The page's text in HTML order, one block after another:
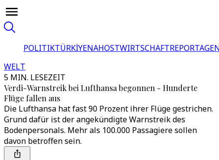
POLITIKTÜRKİYENAHOSTWIRTSCHAFT
WELT
5 MIN. LESEZEIT
Verdi-Warnstreik bei Lufthansa begonnen - Hunderte
Flüge fallen aus
Die Lufthansa hat fast 90 Prozent ihrer Flüge gestrichen.
Grund dafür ist der angekündigte Warnstreik des
Bodenpersonals. Mehr als 100.000 Passagiere sollen
davon betroffen sein.